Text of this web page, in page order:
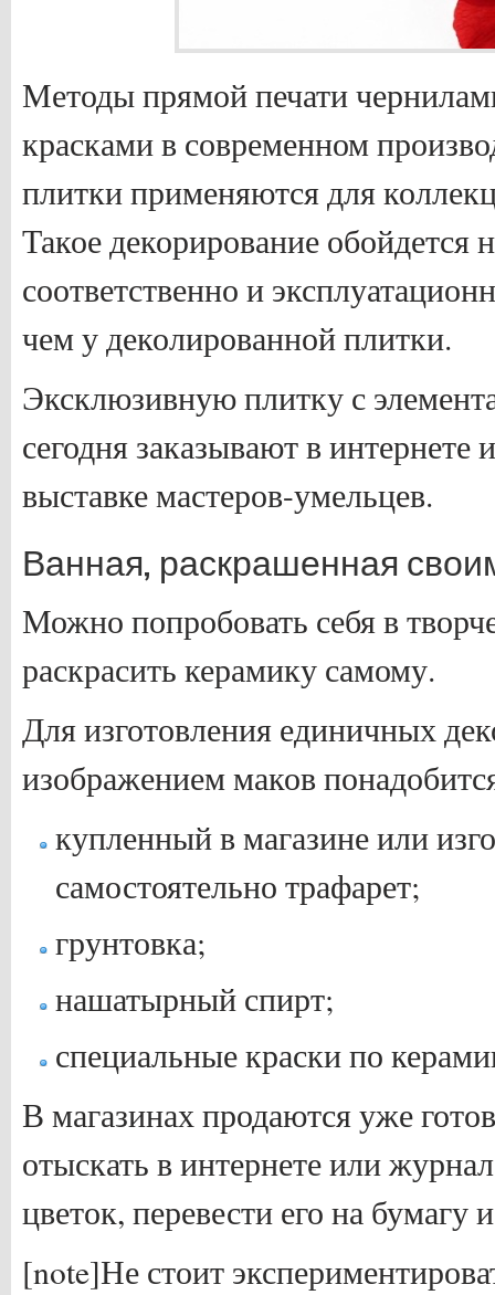
Методы прямой печати
красками в современном
плитки применяются для
Такое декорирование обойдется
соответственно и
чем у деколированной плитки.
Эксклюзивную плитку с
сегодня заказывают в
выставке мастеров-умельцев.
Ванная, раскрашенная
Можно попробовать себя в
раскрасить керамику самому.
Для изготовления единичных
изображением маков
купленный в магазине или
самостоятельно трафарет;
грунтовка;
нашатырный спирт;
специальные краски по
В магазинах продаются уже
отыскать в интернете или
цветок, перевести его на бумагу
[note]Не стоит